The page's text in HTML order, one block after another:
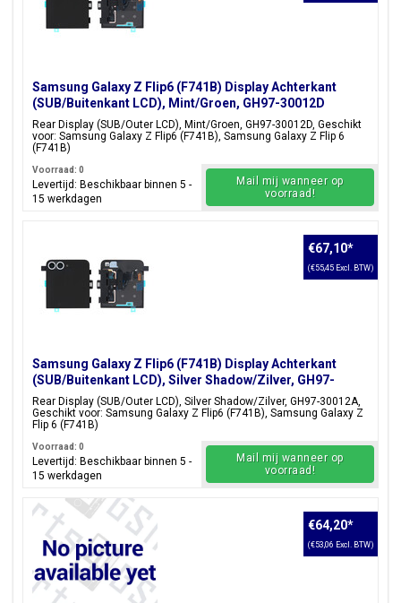
Samsung Galaxy Z Flip6 (F741B) Display Achterkant
(SUB/Buitenkant LCD), Mint/Groen, GH97-30012D
Rear Display (SUB/Outer LCD), Mint/Groen, GH97-30012D, Geschikt
voor: Samsung Galaxy Z Flip6 (F741B), Samsung Galaxy Z Flip 6
(F741B)
Voorraad: 0
Levertijd: Beschikbaar binnen 5 -
15 werkdagen
Mail mij wanneer op
voorraad!
Samsung Galaxy Z Flip6 (F741B) Display Achterkant
(SUB/Buitenkant LCD), Silver Shadow/Zilver, GH97-
30012A
Rear Display (SUB/Outer LCD), Silver Shadow/Zilver, GH97-30012A,
Geschikt voor: Samsung Galaxy Z Flip6 (F741B), Samsung Galaxy Z
Flip 6 (F741B)
€67,10*
(€55,45 Excl. BTW)
Voorraad: 0
Levertijd: Beschikbaar binnen 5 -
15 werkdagen
Mail mij wanneer op
voorraad!
€64,20*
(€53,06 Excl. BTW)